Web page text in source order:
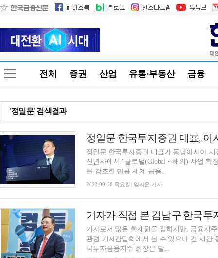
전체 증권 산업 유통·부동산 금융
'정일문' 검색결과
정일문 한국투자증권 대표가 동남아시아
신년사에서 “글로벌(Global‧해외) 사업 확
를 강조한 만큼 세계 금융...
2023-09-28 목요일 | 임지윤 기자
기자로서 많은 취재원을 접하지만, 금융지
관련 기자간담회에서 볼 수 있으나 긴 시간
국투자금융지주 회장은 달...